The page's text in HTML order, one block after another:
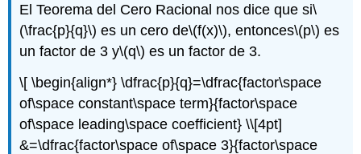
El Teorema del Cero Racional nos dice que si\
(\frac{p}{q}\) es un cero de\(f(x)\), entonces\(p\) es
un factor de 3 y\(q\) es un factor de 3.
\[ \begin{align*} \dfrac{p}{q}=\dfrac{factor\space
of\space constant\space term}{factor\space
of\space leading\space coefficient} \\[4pt]
&=\dfrac{factor\space of\space 3}{factor\space